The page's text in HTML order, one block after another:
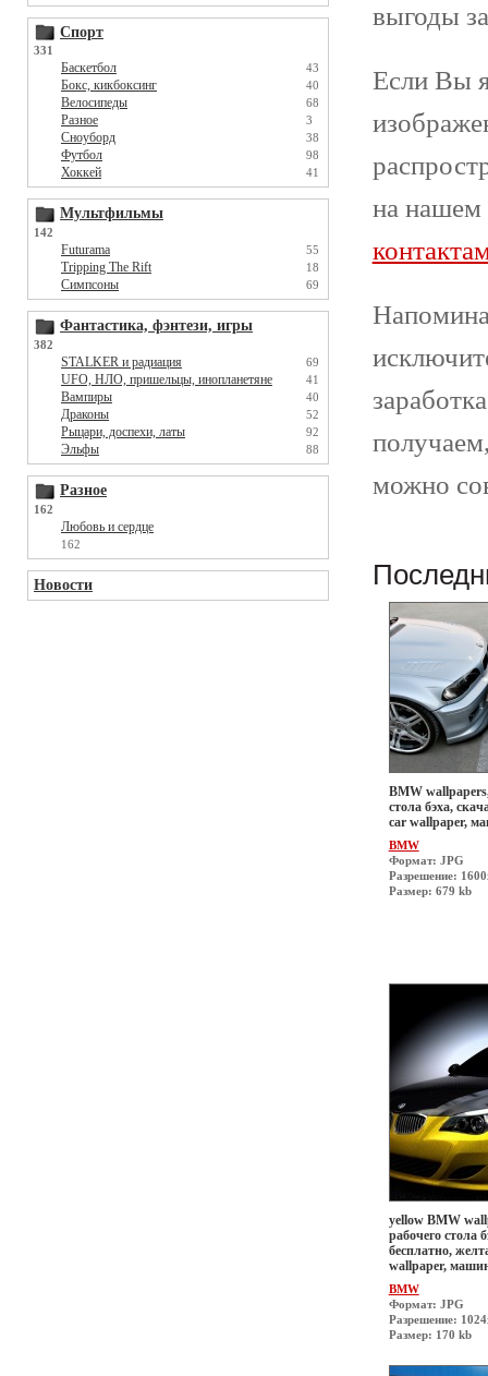
Спорт
331
Баскетбол 43
Бокс, кикбоксинг 40
Велосипеды 68
Разное 3
Сноуборд 38
Футбол 98
Хоккей 41
Мультфильмы
142
Futurama 55
Tripping The Rift 18
Симпсоны 69
Фантастика, фэнтези, игры
382
STALKER и радиация 69
UFO, НЛО, пришельцы, инопланетяне 41
Вампиры 40
Драконы 52
Рыцари, доспехи, латы 92
Эльфы 88
Разное
162
Любовь и сердце
162
Новости
выгоды
Если Вы
на нашем
можно
BMW
стола бэха,
car wallpaper,
BMW
Формат: JPG
Разрешение:
Размер: 679 kb
yellow BMW
рабочего стола
бесплатно,
wallpaper,
BMW
Формат: JPG
Разрешение:
Размер: 170 kb